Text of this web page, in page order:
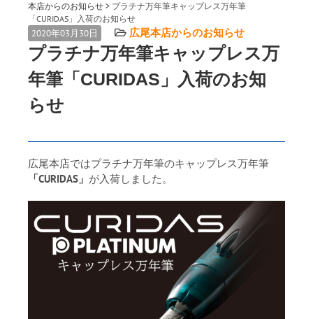
本店からのお知らせ > プラチナ万年筆キャップレス万年筆
「CURIDAS」入荷のお知らせ
2020年03月30日 広尾本店からのお知らせ
プラチナ万年筆キャップレス万
年筆「CURIDAS」入荷のお知
らせ
広尾本店ではプラチナ万年筆のキャップレス万年筆
「CURIDAS」 が入荷しました。